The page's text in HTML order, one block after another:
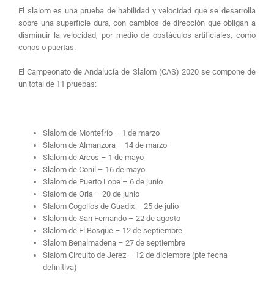
El slalom es una prueba de habilidad y velocidad que se desarrolla
sobre una superficie dura, con cambios de dirección que obligan a
disminuir la velocidad, por medio de obstáculos artificiales, como
conos o puertas.
El Campeonato de Andalucía de Slalom (CAS) 2020 se compone de
un total de 11 pruebas:
Slalom de Montefrío – 1 de marzo
Slalom de Almanzora – 14 de marzo
Slalom de Arcos – 1 de mayo
Slalom de Conil – 16 de mayo
Slalom de Puerto Lope – 6 de junio
Slalom de Oria – 20 de junio
Slalom Cogollos de Guadix – 25 de julio
Slalom de San Fernando – 22 de agosto
Slalom de El Bosque – 12 de septiembre
Slalom Benalmadena – 27 de septiembre
Slalom Circuito de Jerez – 12 de diciembre (pte fecha
definitiva)